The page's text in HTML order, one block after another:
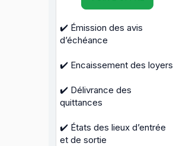
✔️ Émission des avis
d’échéance
✔️ Encaissement des loyers
✔️ Délivrance des
quittances
✔️ États des lieux d’entrée
et de sortie